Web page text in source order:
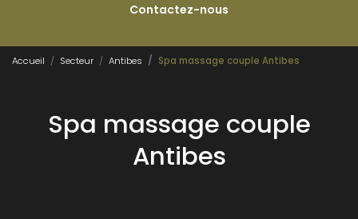
Contactez-nous
Accueil Secteur Antibes Spa massage couple Antibes
Spa massage couple
Antibes